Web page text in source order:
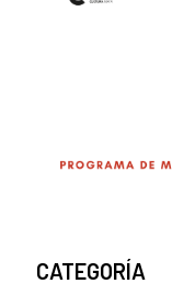
CATEGORÍA